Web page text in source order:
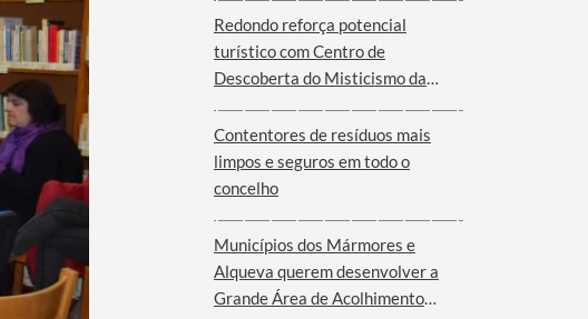
Redondo reforça potencial
turístico com Centro de
Descoberta do Misticismo da
Contentores de resíduos mais
limpos e seguros em todo o
concelho
Municípios dos Mármores e
Alqueva querem desenvolver a
Grande Área de Acolhimento